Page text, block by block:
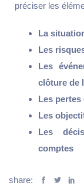
préciser les
La
Les
Les
clôture de
Les pertes
Les
Les
comptes
share: